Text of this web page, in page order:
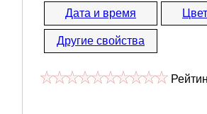
Дата и время
Другие свойства